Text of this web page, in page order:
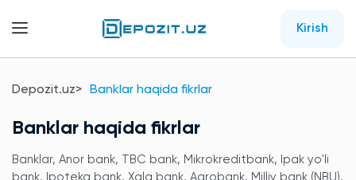
Kirish
Depozit.uz Banklar haqida fikrlar
Banklar haqida fikrlar
Banklar, Anor bank, TBC bank, Mikrokreditbank, Ipak yo'li
bank, Ipoteka bank, Xalq bank, Agrobank, Milliy bank (NBU),